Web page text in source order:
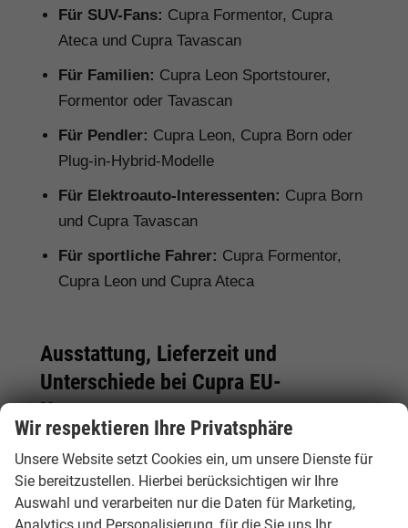
Für SUV-Fans: Cupra Formentor, Cupra
Ateca und Cupra Tavascan
Für Familien: Cupra Leon Sportstourer,
Formentor oder Tavascan
Für Pendler: Cupra Leon, Cupra Born oder
Plug-in-Hybrid-Modelle
Für Elektroauto-Interessenten: Cupra Born
und Cupra Tavascan
Für sportliche Fahrer: Cupra Formentor,
Cupra Leon und Cupra Ateca
Ausstattung, Lieferzeit und
Unterschiede bei Cupra EU-
Neuwagen
Bei einem Cupra EU-Neuwagen kann die
Serienausstattung je nach Herkunftsland vom
deutschen Modell abweichen. Deshalb lohnt
sich ein genauer Vergleich. Hamburgcars achtet
Wir respektieren Ihre Privatsphäre
Unsere Website setzt Cookies ein, um unsere Dienste für
Sie bereitzustellen. Hierbei berücksichtigen wir Ihre
Auswahl und verarbeiten nur die Daten für Marketing,